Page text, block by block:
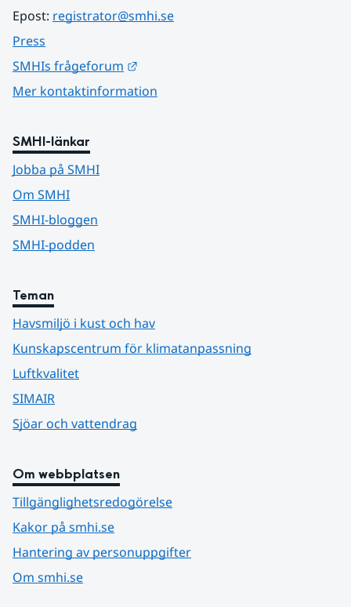
Epost: registrator@smhi.se
Press
SMHIs frågeforum
Mer kontaktinformation
SMHI-länkar
Jobba på SMHI
Om SMHI
SMHI-bloggen
SMHI-podden
Teman
Havsmiljö i kust och hav
Kunskapscentrum för klimatanpassning
Luftkvalitet
SIMAIR
Sjöar och vattendrag
Om webbplatsen
Tillgänglighetsredogörelse
Kakor på smhi.se
Hantering av personuppgifter
Om smhi.se